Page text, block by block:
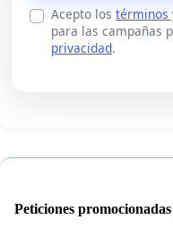
Acepto los términos
para las campañas
privacidad.
Peticiones